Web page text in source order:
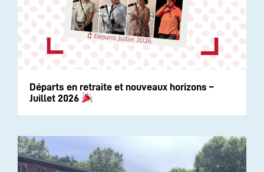
Départs en retraite et nouveaux horizons –
Juillet 2026